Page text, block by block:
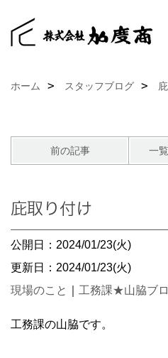
ホーム スタッフブログ
前の記事 一覧
庇取り付け
公開日：2024/01/23(火)
更新日：2024/01/23(火)
現場のこと
工務課★山脇ブ
工務課の山脇です。